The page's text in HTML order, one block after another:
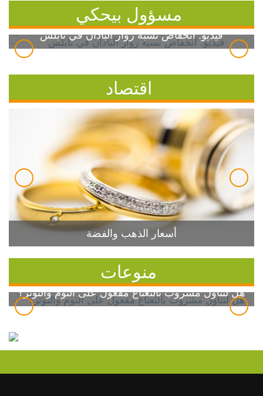
مسؤول بيحكي
فيديو: انخفاض نسبة زوار الباذان في نابلس
اقتصاد
أسعار الذهب والفضة
منوعات
هل لتناول مشروب بالنعناع مفعول على النوم والتوتر؟